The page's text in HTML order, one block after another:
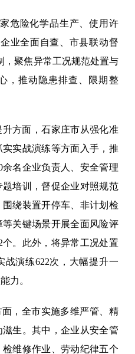
危险化学品生产、使用许
业全面自查、市县联动督
，聚焦异常工况规范处置与
，推动隐患排查、限期整
方面，石家庄市从强化准
实战演练等方面入手，推
名企业负责人、安全管理
培训，督促企业对照规范
绕装置开停车、非计划检
关键场景开展全面风险评
。此外，将异常工况处置
战演练622次，大幅提升一
力。
，全市实施多维严管、精
生。其中，企业从安全管
维修作业、劳动纪律五个